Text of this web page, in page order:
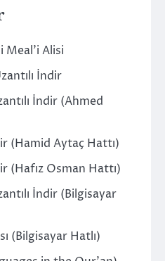
Meal’i Alisi
İndir
İndir (Ahmed
(Hamid Aytaç Hattı)
(Hafız Osman Hattı)
İndir (Bilgisayar
(Bilgisayar Hatlı)